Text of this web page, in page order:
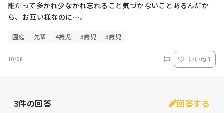
誰だって多かれ少なかれ忘れること気づかないことあるんだか
ら、お互い様なのに…。
園庭 先輩 4歳児 3歳児 5歳児
10/08 いいね 1
3件の回答 回答する